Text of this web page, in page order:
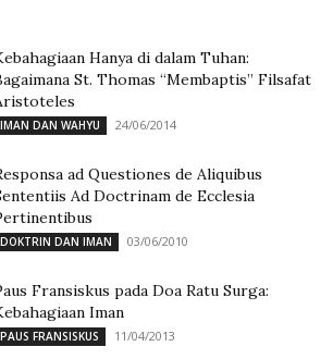
Hanya di dalam Tuhan:
St. Thomas “Membaptis” Filsafat
IMAN DAN WAHYU 24/06/2014
ad Questiones de Aliquibus
Ad Doctrinam de Ecclesia
DOKTRIN DAN IMAN 03/06/2010
Fransiskus pada Doa Ratu Surga:
Iman
PAUS FRANSISKUS 11/04/2013